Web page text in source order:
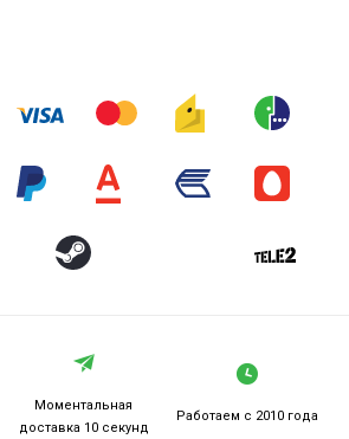
Моментальная
доставка 10 секунд
Работаем с 2010 года